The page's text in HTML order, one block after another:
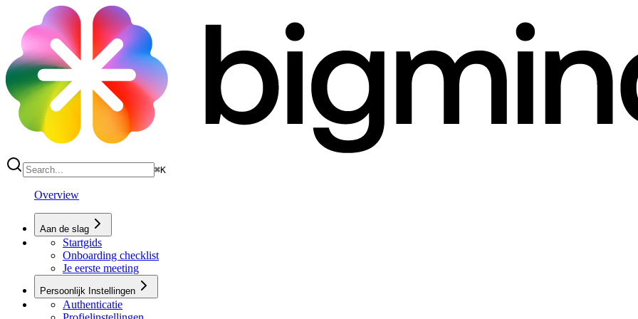
⌘K
Overview
Aan de slag
Startgids
Onboarding checklist
Je eerste meeting
Persoonlijk Instellingen
Authenticatie